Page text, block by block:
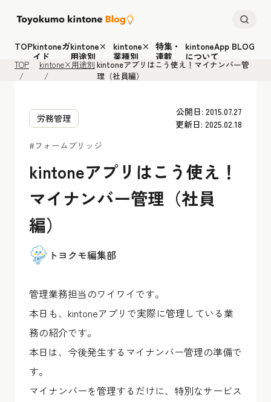
TOPkintoneガ
イド
kintone×
用途別
kintone×
業種別
特集・
連載
kintoneApp BLOG
について
TOP kintone×用途別 kintoneアプリはこう使え！マイナンバー管
理（社員編）
労務管理
公開日: 2015.07.27
更新日: 2025.02.18
#フォームブリッジ
kintoneアプリはこう使え！
マイナンバー管理（社員
編）
トヨクモ編集部
管理業務担当のワイワイです。
本日も、kintoneアプリで実際に管理している業
務の紹介です。
本日は、今後発生するマイナンバー管理の準備で
す。
マイナンバーを管理するだけに、特別なサービス